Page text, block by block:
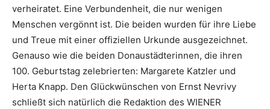
verheiratet. Eine Verbundenheit, die nur wenigen
Menschen vergönnt ist. Die beiden wurden für ihre Liebe
und Treue mit einer offiziellen Urkunde ausgezeichnet.
Genauso wie die beiden ­Donaustädterinnen, die ihren
100. Geburtstag zelebrierten: Margarete Katzler und
Herta Knapp. Den Glückwünschen von Ernst Nevrivy
schließt sich natürlich die Redaktion des WIENER